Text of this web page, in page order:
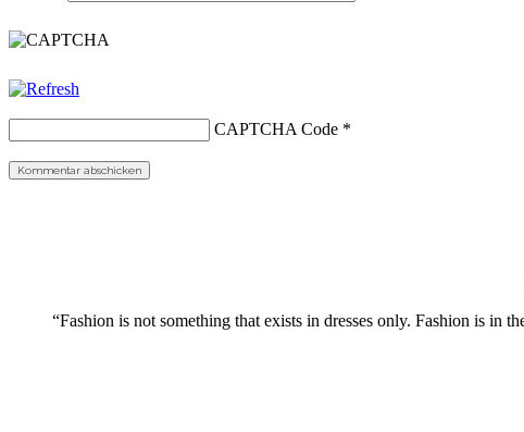
CAPTCHA Code *
“Fashion is not something that exists in dresses only. Fashion is in